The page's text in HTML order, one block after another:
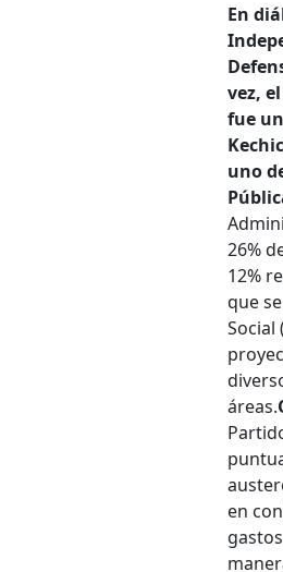
En
vez,
fue
uno
26%
12%
que
Social
áreas.
en